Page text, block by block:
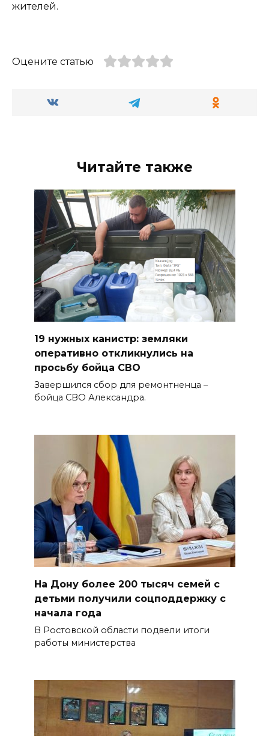
жителей.
Оцените статью
Читайте также
19 нужных канистр: земляки
оперативно откликнулись на
просьбу бойца СВО
Завершился сбор для ремонтненца –
бойца СВО Александра.
На Дону более 200 тысяч семей с
детьми получили соцподдержку с
начала года
В Ростовской области подвели итоги
работы министерства